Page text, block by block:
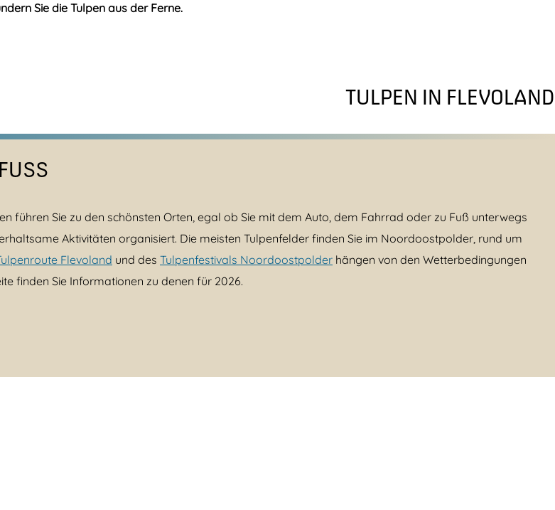
Sie die Tulpen aus der Ferne.
TULPEN IN FLEVOLAND
führen Sie zu den schönsten Orten, egal ob Sie mit dem Auto, dem Fahrrad oder zu Fuß unterwegs
Aktivitäten organisiert. Die meisten Tulpenfelder finden Sie im Noordoostpolder, rund um
Flevoland und des Tulpenfestivals Noordoostpolder hängen von den Wetterbedingungen
finden Sie Informationen zu denen für 2026.